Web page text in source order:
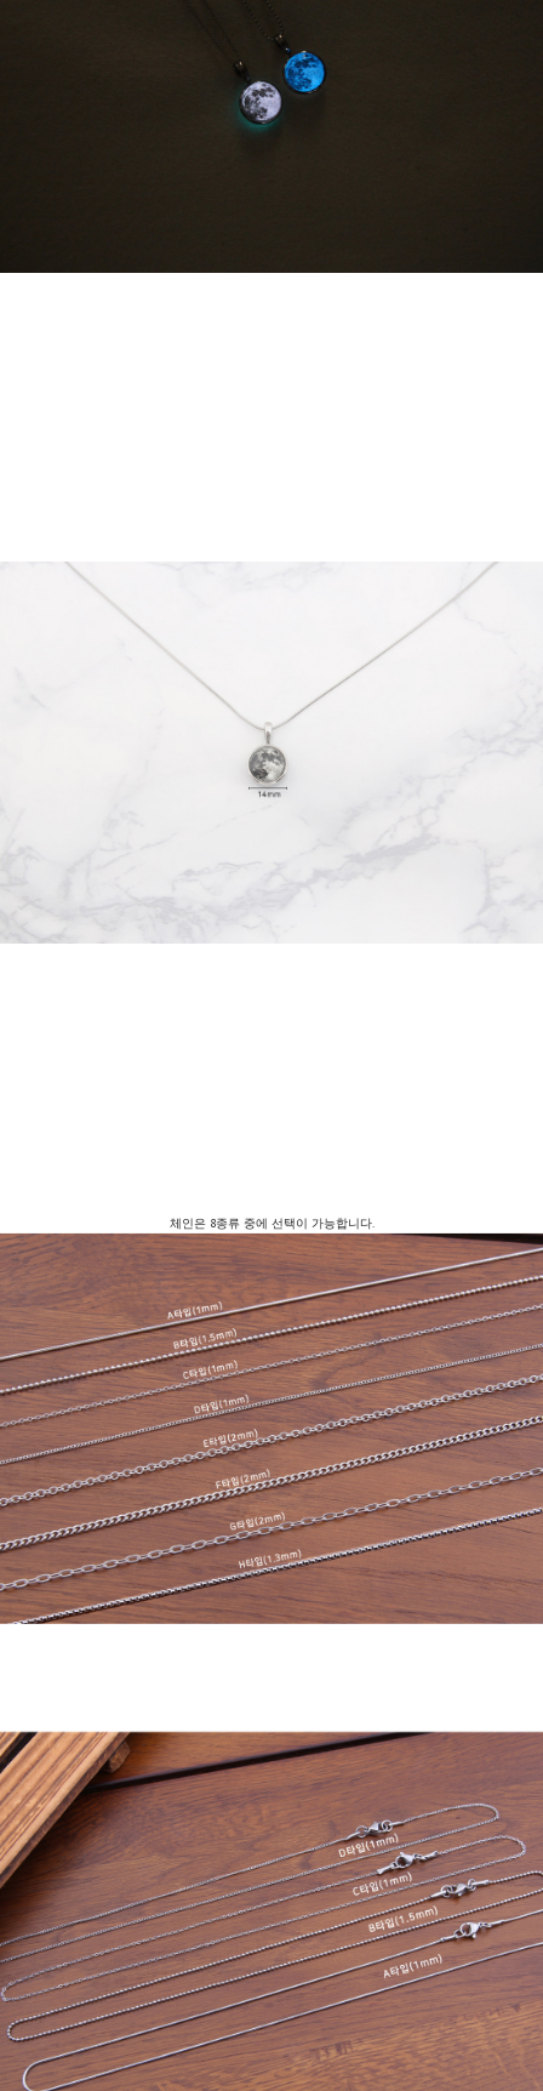
체인은 8종류 중에 선택이 가능합니다.